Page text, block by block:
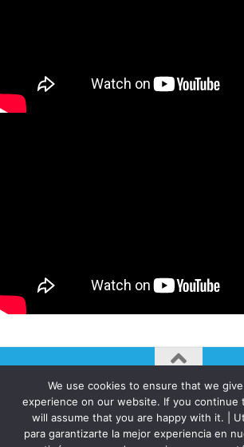
AUTOGIRO/el giro del arte actual © JAVIER
Rights Reserved.
Funciona con - Diseñado con el
We use cookies to ensure that we
experience on our website. If you continue
will assume that you are happy with it. |
para garantizarte la mejor experiencia en